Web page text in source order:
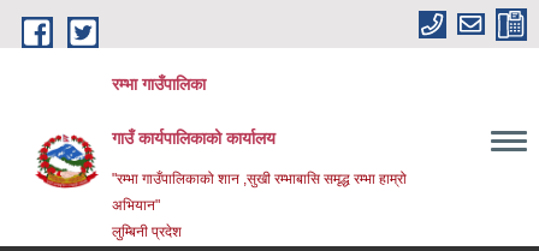
Skip to main content
रम्भा गाउँपालिका
गाउँ कार्यपालिकाको कार्यालय
"रम्भा गाउँपालिकाको शान ,सुखी रम्भाबासि समृद्ध रम्भा हाम्रो
अभियान"
लुम्बिनी प्रदेश